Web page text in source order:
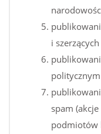
i
spam
podmiotów